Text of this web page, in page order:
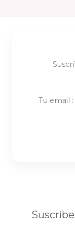
Tu email :